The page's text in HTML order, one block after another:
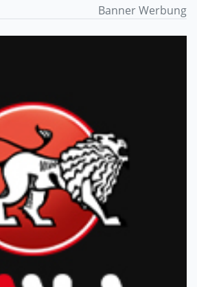
Banner Werbung